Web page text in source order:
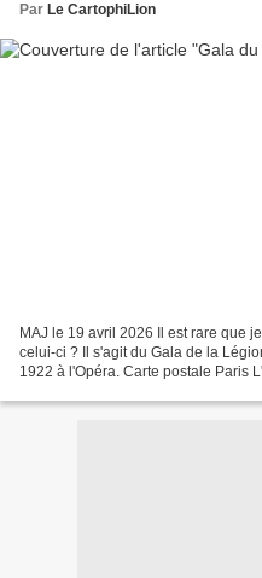
Par Le CartophiLion
MAJ le 19 avril 2026 Il est rare que
celui-ci ? Il s'agit du Gala de la
1922 à l'Opéra. Carte postale Paris